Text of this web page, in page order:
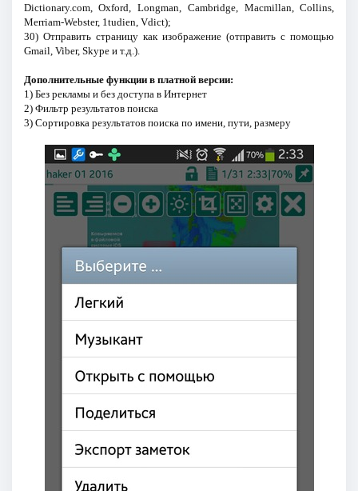
Dictionary.com, Oxford, Longman, Cambridge, Macmillan, Collins,
Merriam-Webster, 1tudien, Vdict);
30) Отправить страницу как изображение (отправить с помощью
Gmail, Viber, Skype и т.д.).
Дополнительные функции в платной версии:
1) Без рекламы и без доступа в Интернет
2) Фильтр результатов поиска
3) Сортировка результатов поиска по имени, пути, размеру